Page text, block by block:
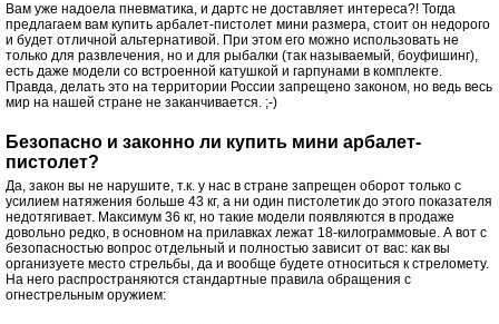
Вам уже надоела пневматика, и дартс не доставляет интереса?! Тогда
предлагаем вам купить арбалет-пистолет мини размера, стоит он недорого
и будет отличной альтернативой. При этом его можно использовать не
только для развлечения, но и для рыбалки (так называемый, боуфишинг),
есть даже модели со встроенной катушкой и гарпунами в комплекте.
Правда, делать это на территории России запрещено законом, но ведь весь
мир на нашей стране не заканчивается. ;-)
Безопасно и законно ли купить мини арбалет-
пистолет?
Да, закон вы не нарушите, т.к. у нас в стране запрещен оборот только с
усилием натяжения больше 43 кг, а ни один пистолетик до этого показателя
недотягивает. Максимум 36 кг, но такие модели появляются в продаже
довольно редко, в основном на прилавках лежат 18-килограммовые. А вот с
безопасностью вопрос отдельный и полностью зависит от вас: как вы
организуете место стрельбы, да и вообще будете относиться к стреломету.
На него распространяются стандартные правила обращения с
огнестрельным оружием: